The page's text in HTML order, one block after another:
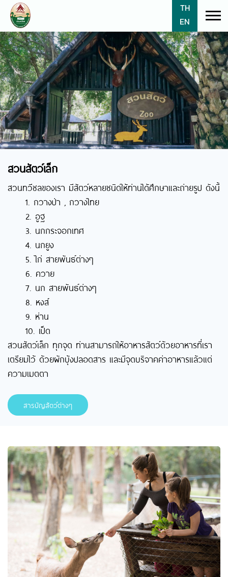
TH
EN
สวนสัตว์เล็ก
สวนทวีชลของเรา มีสัตว์หลายชนิดให้ท่านได้ศึกษาและถ่ายรูป ดังนี้
1. กวางป่า , กวางไทย
2. อูฐ
3. นกกระจอกเทศ
4. นกยูง
5. ไก่ สายพันธ์ต่างๆ
6. ควาย
7. นก สายพันธ์ต่างๆ
8. หงส์
9. ห่าน
10. เป็ด
สวนสัตว์เล็ก ทุกจุด ท่านสามารถให้อาหารสัตว์ด้วยอาหารที่เรา
เตรียมไว้ ด้วยผักบุ้งปลอดสาร และมีจุดบริจาคค่าอาหารแล้วแต่
ความเมตตา
สารบัญสัตว์ต่างๆ